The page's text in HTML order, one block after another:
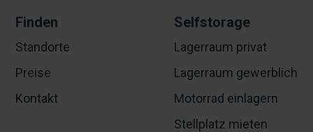
Finden
Standorte
Preise
Kontakt
Selfstorage
Lagerraum privat
Lagerraum gewerblich
Motorrad einlagern
Stellplatz mieten